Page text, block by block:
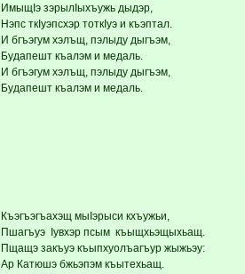
ИмыщIэ зэрылIыхъужь дыдэр,
Нэпс ткIуэпсхэр тоткIуэ и къэптал.
И бгъэгум хэлъщ, пэлыду дыгъэм,
Будапешт къалэм и медаль.
И бгъэгум хэлъщ, пэлыду дыгъэм,
Будапешт къалэм и медаль.
Къэгъэгъахэщ мыIэрыси кхъужьи,
Пшагъуэ Iувхэр псым къыщхьэщыхьащ.
Пщащэ закъуэ къыпхуолъагъур жыжьэу:
Ар Катюшэ бжьэпэм къытехьащ.